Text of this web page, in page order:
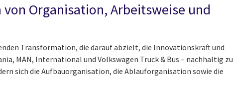
Organisation, Arbeitsweise und
Transformation, die darauf abzielt, die Innovationskraft und
MAN, International und Volkswagen Truck & Bus – nachhaltig zu
sich die Aufbauorganisation, die Ablauforganisation sowie die